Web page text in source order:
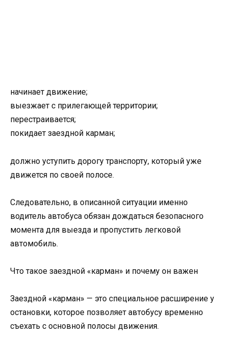
начинает движение;
выезжает с прилегающей территории;
перестраивается;
покидает заездной карман;
должно уступить дорогу транспорту, который уже
движется по своей полосе.
Следовательно, в описанной ситуации именно
водитель автобуса обязан дождаться безопасного
момента для выезда и пропустить легковой
автомобиль.
Что такое заездной «карман» и почему он важен
Заездной «карман» — это специальное расширение у
остановки, которое позволяет автобусу временно
съехать с основной полосы движения.